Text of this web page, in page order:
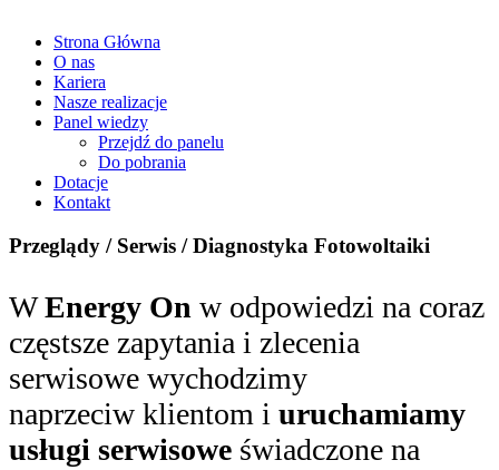
Strona Główna
O nas
Kariera
Nasze realizacje
Panel wiedzy
Przejdź do panelu
Do pobrania
Dotacje
Kontakt
Przeglądy / Serwis / Diagnostyka Fotowoltaiki
WEnergy On w odpowiedzi na coraz
częstsze zapytania i zlecenia
serwisowe wychodzimy
naprzeciw klientom i uruchamiamy
usługi serwisowe świadczone na